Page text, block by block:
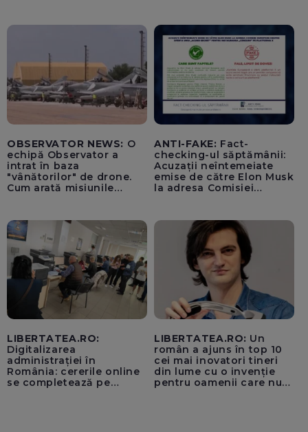
OBSERVATOR NEWS: O
echipă Observator a
intrat în baza
"vânătorilor" de drone.
Cum arată misiunile
ANTI-FAKE: Fact-
checking-ul săptămânii:
Acuzații neîntemeiate
emise de către Elon Musk
la adresa Comisiei
pentru instaurarea
„cenzurii” pe platforma X
LIBERTATEA.RO:
Digitalizarea
administrației în
România: cererile online
se completează pe
LIBERTATEA.RO: Un
român a ajuns în top 10
cei mai inovatori tineri
din lume cu o invenție
pentru oamenii care nu